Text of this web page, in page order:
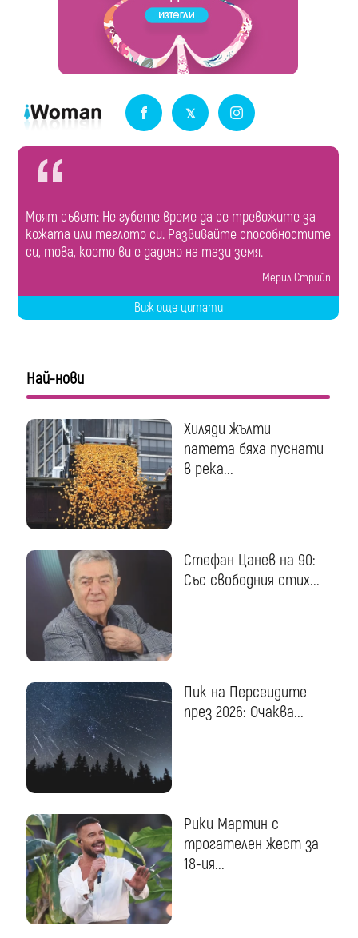
Моят съвет: Не губете време да се тревожите за
кожата или теглото си. Развивайте способностите
си, това, което ви е дадено на тази земя.
Мерил Стрийп
Виж още цитати
Най-нови
Хиляди жълти
патета бяха пуснати
в река...
Стефан Цанев на 90:
Със свободния стих...
Пик на Персеидите
през 2026: Очаква...
Рики Мартин с
трогателен жест за
18-ия...